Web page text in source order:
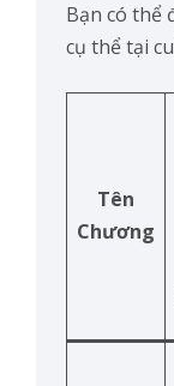
Bạn có thể
cụ thể tại
Tên
Chương